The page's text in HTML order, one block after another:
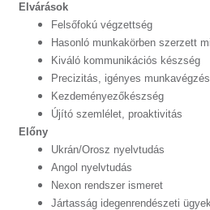
Elvárások
Felsőfokú végzettség
Hasonló munkakörben szerzett
Kiváló kommunikációs készség
Precizitás, igényes munkavégzés
Kezdeményezőkészség
Újító szemlélet, proaktivitás
Előny
Ukrán/Orosz nyelvtudás
Angol nyelvtudás
Nexon rendszer ismeret
Jártasság idegenrendészeti